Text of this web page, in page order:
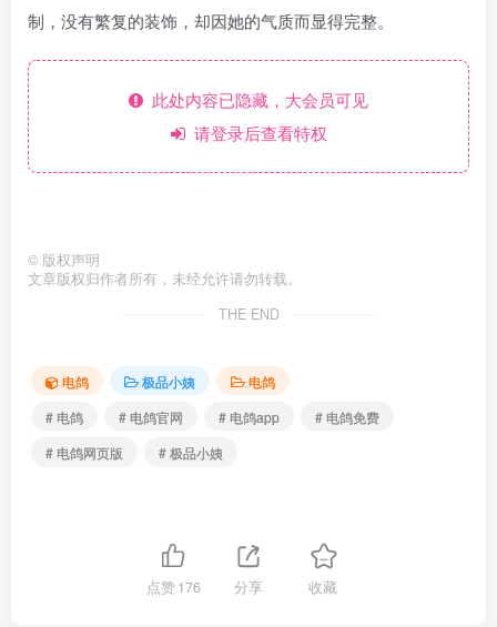
制，没有繁复的装饰，却因她的气质而显得完整。
此处内容已隐藏，大会员可见
请登录后查看特权
© 版权声明
文章版权归作者所有，未经允许请勿转载。
THE END
电鸽 极品小姨
电鸽
# 电鸽
# 电鸽官网 # 电鸽app
# 电鸽免费
# 电鸽网页版
# 极品小姨
点赞176 分享 收藏